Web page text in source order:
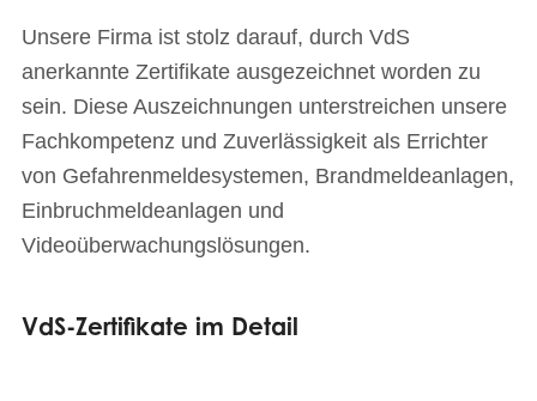
Unsere Firma ist stolz darauf, durch VdS
anerkannte Zertifikate ausgezeichnet worden zu
sein. Diese Auszeichnungen unterstreichen unsere
Fachkompetenz und Zuverlässigkeit als Errichter
von Gefahrenmeldesystemen, Brandmeldeanlagen,
Einbruchmeldeanlagen und
Videoüberwachungslösungen.
VdS-Zertifikate im Detail